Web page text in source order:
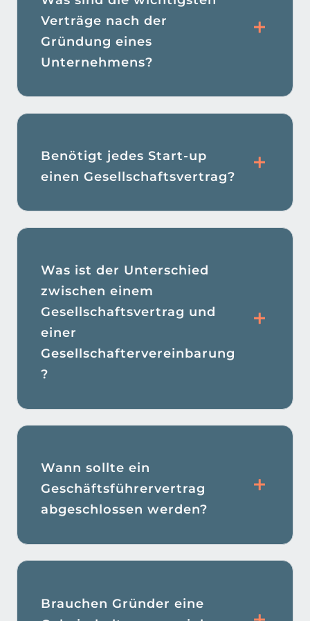
Verträge nach der
Gründung eines
Unternehmens?
Benötigt jedes Start-up
einen Gesellschaftsvertrag?
Was ist der Unterschied
zwischen einem
Gesellschaftsvertrag und
einer
Gesellschaftervereinbarung
?
Wann sollte ein
Geschäftsführervertrag
abgeschlossen werden?
Brauchen Gründer eine